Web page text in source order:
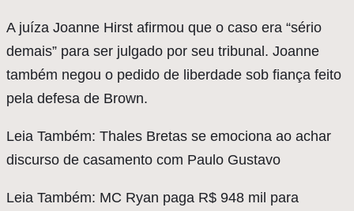
A juíza Joanne Hirst afirmou que o caso era “sério
demais” para ser julgado por seu tribunal. Joanne
também negou o pedido de liberdade sob fiança feito
pela defesa de Brown.
Leia Também: Thales Bretas se emociona ao achar
discurso de casamento com Paulo Gustavo
Leia Também: MC Ryan paga R$ 948 mil para